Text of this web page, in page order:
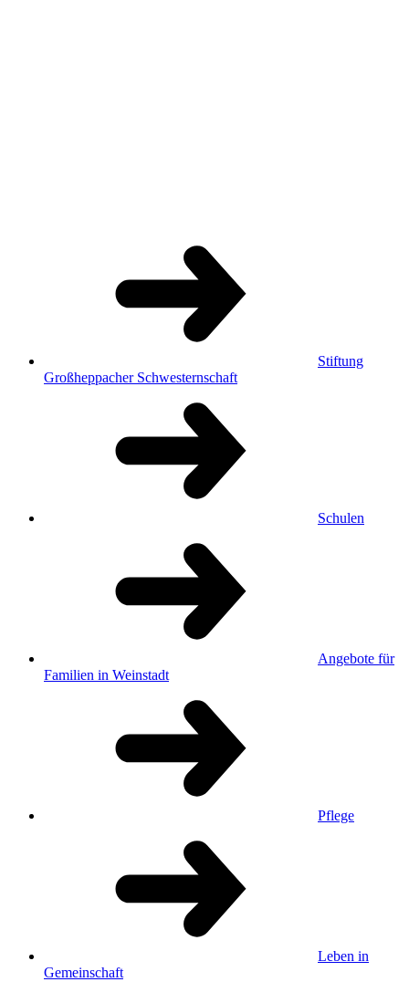
Stiftung
Großheppacher Schwesternschaft
Schulen
Angebote für
Familien in Weinstadt
Pflege
Leben in
Gemeinschaft